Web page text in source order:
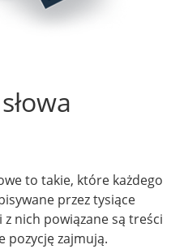
to takie, które każdego
przez tysiące
nich powiązane są treści
pozycję zajmują.